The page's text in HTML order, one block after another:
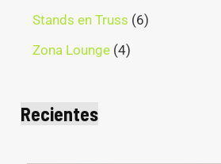
Stands en Truss 6
Zona Lounge 4
Recientes